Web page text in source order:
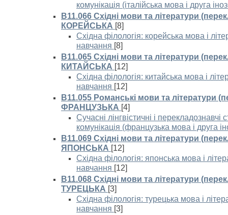
комунікація (італійська мова і друга
B11.066 Східні мови та літератури
КОРЕЙСЬКА [8]
Східна філологія: корейська мова і
навчання [8]
B11.065 Східні мови та літератури
КИТАЙСЬКА [12]
Східна філологія: китайська мова і
навчання [12]
В11.055 Романські мови та літератури
ФРАНЦУЗЬКА [4]
Сучасні лінгвістичні і перекладознавчі
комунікація (французька мова і друга
B11.069 Східні мови та літератури
ЯПОНСЬКА [12]
Східна філологія: японська мова і
навчання [12]
B11.068 Східні мови та літератури
ТУРЕЦЬКА [3]
Східна філологія: турецька мова і
навчання [3]